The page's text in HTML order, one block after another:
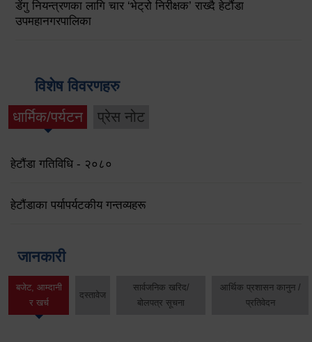
डेंगु नियन्त्रणका लागि चार ‘भेट्रो निरीक्षक’ राख्दै हेटौंडा
उपमहानगरपालिका
विशेष विवरणहरु
धार्मिक/पर्यटन प्रेस नोट
हेटौंडा गतिविधि - २०८०
हेटौंडाका पर्यापर्यटकीय गन्तव्यहरू
जानकारी
बजेट, आम्दानी
र खर्च
दस्तावेज
सार्वजनिक खरिद/
बोलपत्र सूचना
आर्थिक प्रशासन कानुन /
प्रतिवेदन